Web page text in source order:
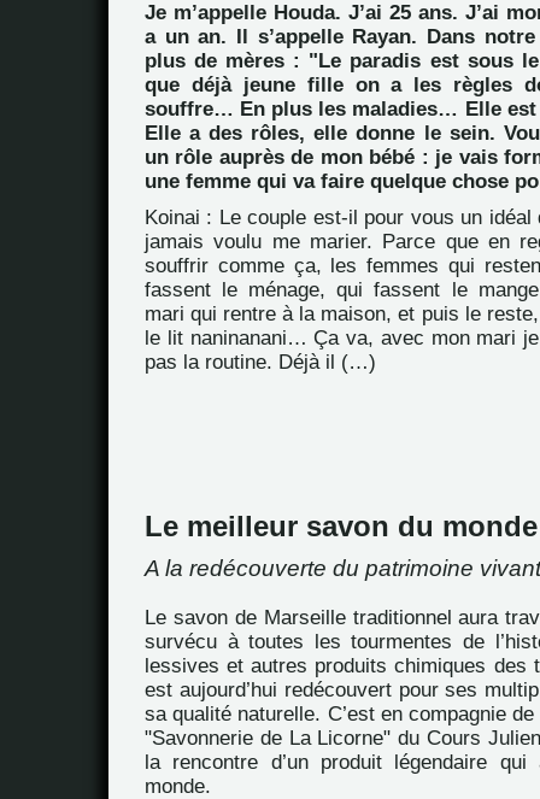
Je m’appelle Houda. J’ai 25 ans. J’ai
a un an. Il s’appelle Rayan. Dans
plus de mères : "Le paradis est sous
que déjà jeune fille on a les règles
souffre… En plus les maladies… Elle est
Elle a des rôles, elle donne le sein.
un rôle auprès de mon bébé : je vais
une femme qui va faire quelque chose
Koinai : Le couple est-il pour vous un idéal
jamais voulu me marier. Parce que en
souffrir comme ça, les femmes qui
fassent le ménage, qui fassent le
mari qui rentre à la maison, et puis le
le lit naninanani… Ça va, avec mon mari
pas la routine. Déjà il (…)
Le meilleur savon du monde
A la redécouverte du patrimoine
Le savon de Marseille traditionnel aura
survécu à toutes les tourmentes de
lessives et autres produits chimiques des
est aujourd’hui redécouvert pour ses
sa qualité naturelle. C’est en compagnie
"Savonnerie de La Licorne" du Cours
la rencontre d’un produit légendaire
monde.